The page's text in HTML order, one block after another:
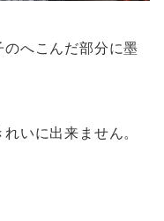
へこんだ部分に墨
いに出来ません。